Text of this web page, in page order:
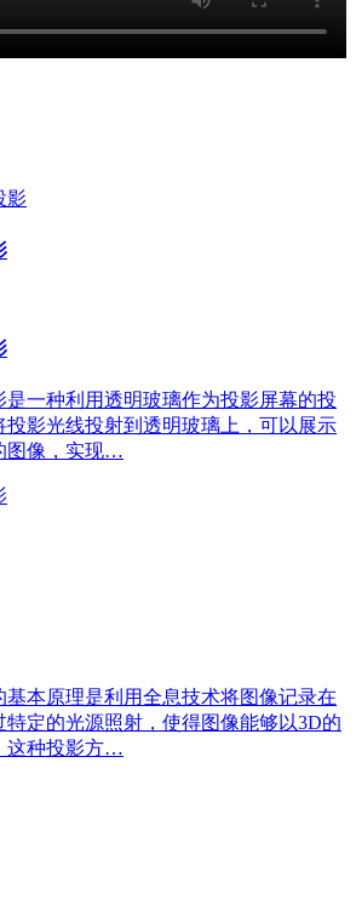
是一种利用透明玻璃作为投影屏幕的投
投影光线投射到透明玻璃上，可以展示
图像，实现…
基本原理是利用全息技术将图像记录在
特定的光源照射，使得图像能够以3D的
这种投影方…